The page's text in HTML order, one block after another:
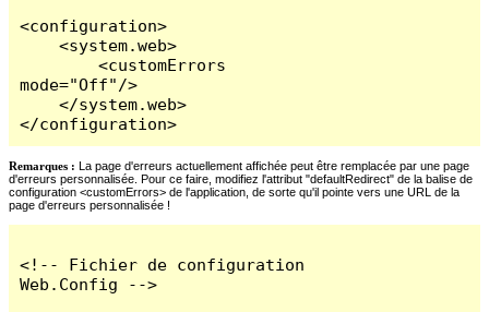
<configuration>
    <system.web>
        <customErrors
mode="Off"/>
    </system.web>
</configuration>
Remarques : La page d'erreurs actuellement affichée peut être remplacée par une page
d'erreurs personnalisée. Pour ce faire, modifiez l'attribut "defaultRedirect" de la balise de
configuration <customErrors> de l'application, de sorte qu'il pointe vers une URL de la
page d'erreurs personnalisée !
<!-- Fichier de configuration
Web.Config -->